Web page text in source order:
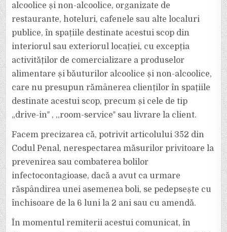
alcoolice și non-alcoolice, organizate de
restaurante, hoteluri, cafenele sau alte localuri
publice, în spațiile destinate acestui scop din
interiorul sau exteriorul locației, cu excepția
activităților de comercializare a produselor
alimentare și băuturilor alcoolice și non-alcoolice,
care nu presupun rămânerea clienților în spațiile
destinate acestui scop, precum și cele de tip
„drive-in‟ , ,,room-service‟ sau livrare la client.
Facem precizarea că, potrivit articolului 352 din
Codul Penal, nerespectarea măsurilor privitoare la
prevenirea sau combaterea bolilor
infectocontagioase, dacă a avut ca urmare
răspândirea unei asemenea boli, se pedepsește cu
închisoare de la 6 luni la 2 ani sau cu amendă.
În momentul remiterii acestui comunicat, în